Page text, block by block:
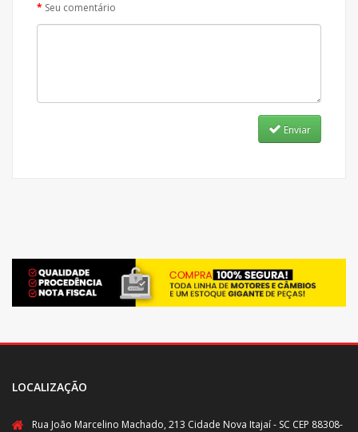
Seu comentário
Enviar
LOCALIZAÇÃO
Rua João Marcelino Machado, 213 Cidade Nova Itajaí - SC CEP 88308-